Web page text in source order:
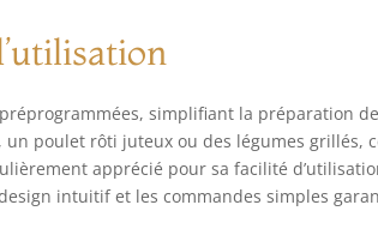
simplifiant la préparation
poulet rôti juteux ou des légumes grillés,
apprécié pour sa facilité
intuitif et les commandes simples